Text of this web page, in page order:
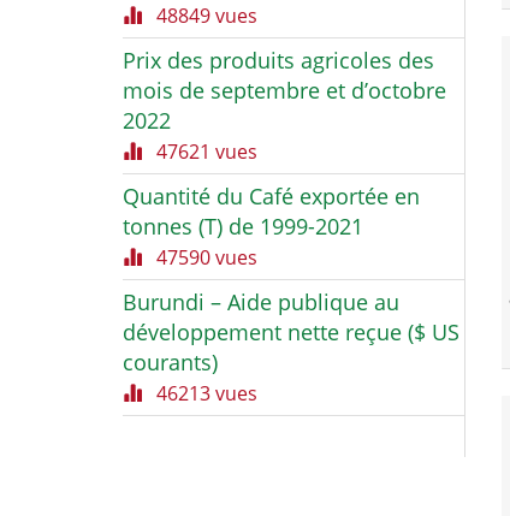
48849 vues
Prix des produits agricoles des
mois de septembre et d’octobre
2022
47621 vues
Quantité du Café exportée en
tonnes (T) de 1999-2021
47590 vues
Burundi – Aide publique au
développement nette reçue ($ US
courants)
46213 vues